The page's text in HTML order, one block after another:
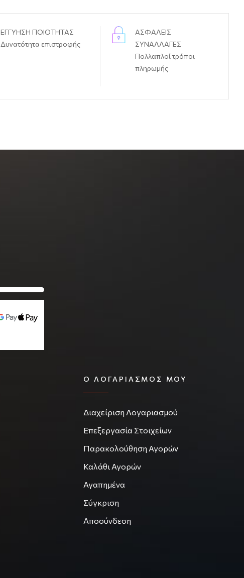
ΕΓΓΥΗΣΗ ΠΟΙΟΤΗΤΑΣ
Δυνατότητα επιστροφής
ΑΣΦΑΛΕΙΣ
ΣΥΝΑΛΛΑΓΕΣ
Πολλαπλοί τρόποι
πληρωμής
Ο ΛΟΓΑΡΙΑΣΜΌΣ ΜΟΥ
Διαχείριση Λογαριασμού
Επεξεργασία Στοιχείων
Παρακολούθηση Αγορών
Καλάθι Αγορών
Αγαπημένα
Σύγκριση
Αποσύνδεση